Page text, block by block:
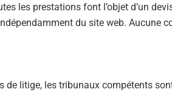
les prestations font l’objet d’un
du site web. Aucune
de litige, les tribunaux compétents